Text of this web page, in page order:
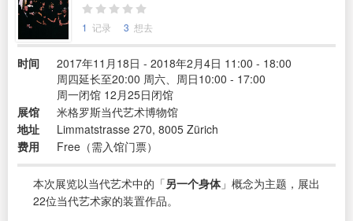
1 记录 3 想去
时间
2017年11月18日 - 2018年2月4日 11:00 - 18:00
周四延长至20:00 周六、周日10:00 - 17:00
周一闭馆 12月25日闭馆
展馆
米格罗斯当代艺术博物馆
地址
Limmatstrasse 270, 8005 Zürich
费用
Free（需入馆门票）
本次展览以当代艺术中的「另一个身体」概念为主题，展出
22位当代艺术家的装置作品。